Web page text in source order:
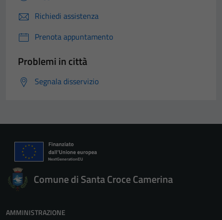
Richiedi assistenza
Prenota appuntamento
Problemi in città
Segnala disservizio
Comune di Santa Croce Camerina
AMMINISTRAZIONE